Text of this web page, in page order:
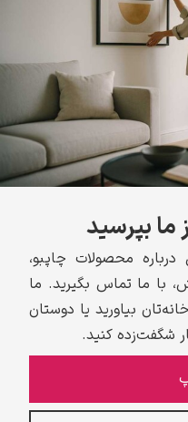
ما بپرسید
محصولات چاپبو،
با ما تماس بگیرید. ما
بیاورید یا دوستان
شگفت‌زده کنید.